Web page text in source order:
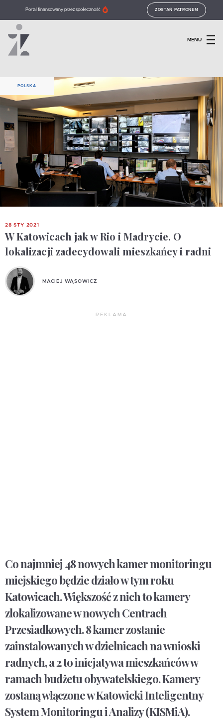
Portal finansowany przez społeczność ZOSTAŃ PATRONEM
MENU
POLSKA
28 STY 2021
W Katowicach jak w Rio i Madrycie. O
lokalizacji zadecydowali mieszkańcy i radni
MACIEJ WĄSOWICZ
REKLAMA
Co najmniej 48 nowych kamer monitoringu
miejskiego będzie działo w tym roku
Katowicach. Większość z nich to kamery
zlokalizowane w nowych Centrach
Przesiadkowych. 8 kamer zostanie
zainstalowanych w dzielnicach na wnioski
radnych, a 2 to inicjatywa mieszkańców w
ramach budżetu obywatelskiego. Kamery
zostaną włączone w Katowicki Inteligentny
System Monitoringu i Analizy (KISMiA).